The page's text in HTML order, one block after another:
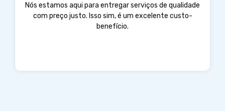
Nós estamos aqui para entregar serviços de qualidade
com preço justo. Isso sim, é um excelente custo-
benefício.